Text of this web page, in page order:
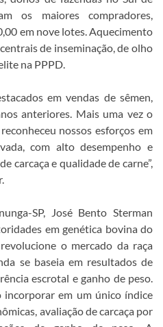
os maiores compradores,
em nove lotes. Aquecimento
de inseminação, de olho
na PPPD.
em vendas de sêmen,
anteriores. Mais uma vez o
nossos esforços em
com alto desempenho e
carcaça e qualidade de carne”,
SP, José Bento Sterman
em genética bovina do
o mercado da raça
se baseia em resultados de
escrotal e ganho de peso.
incorporar em um único índice
avaliação de carcaça por